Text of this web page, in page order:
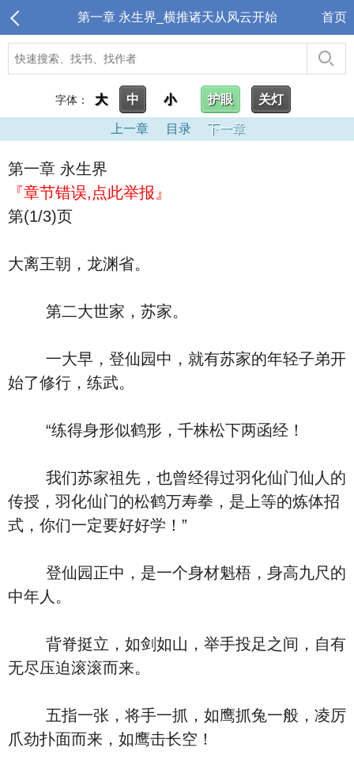
第一章 永生界_横推诸天从风云开始 首页
字体： 大 中 小 护眼 关灯
上一章 目录 下一章
第一章 永生界
『章节错误,点此举报』
第(1/3)页
大离王朝，龙渊省。
第二大世家，苏家。
一大早，登仙园中，就有苏家的年轻子弟开
始了修行，练武。
“练得身形似鹤形，千株松下两函经！
我们苏家祖先，也曾经得过羽化仙门仙人的
传授，羽化仙门的松鹤万寿拳，是上等的炼体招
式，你们一定要好好学！”
登仙园正中，是一个身材魁梧，身高九尺的
中年人。
背脊挺立，如剑如山，举手投足之间，自有
无尽压迫滚滚而来。
五指一张，将手一抓，如鹰抓兔一般，凌厉
爪劲扑面而来，如鹰击长空！